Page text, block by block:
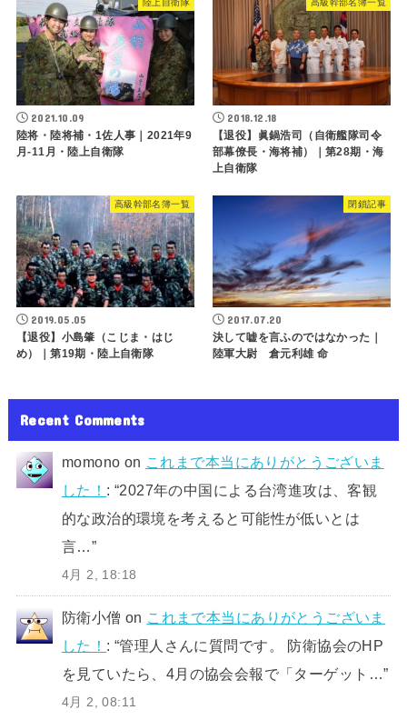
陸上自衛隊
2021.10.09
陸将・陸将補・1佐人事｜2021年9
月-11月・陸上自衛隊
高級幹部名簿一覧
2018.12.18
【退役】眞鍋浩司（自衛艦隊司令
部幕僚長・海将補）｜第28期・海
上自衛隊
高級幹部名簿一覧
2019.05.05
【退役】小島肇（こじま・はじ
め）｜第19期・陸上自衛隊
閉鎖記事
2017.07.20
決して嘘を言ふのではなかった｜
陸軍大尉 倉元利雄 命
Recent Comments
momono on これまで本当にありがとうございま
した！ : “2027年の中国による台湾進攻は、客観
的な政治的環境を考えると可能性が低いとは
言…”
4月 2, 18:18
防衛小僧 on これまで本当にありがとうございま
した！ : “管理人さんに質問です。 防衛協会のHP
を見ていたら、4月の協会会報で「ターゲット…”
4月 2, 08:11